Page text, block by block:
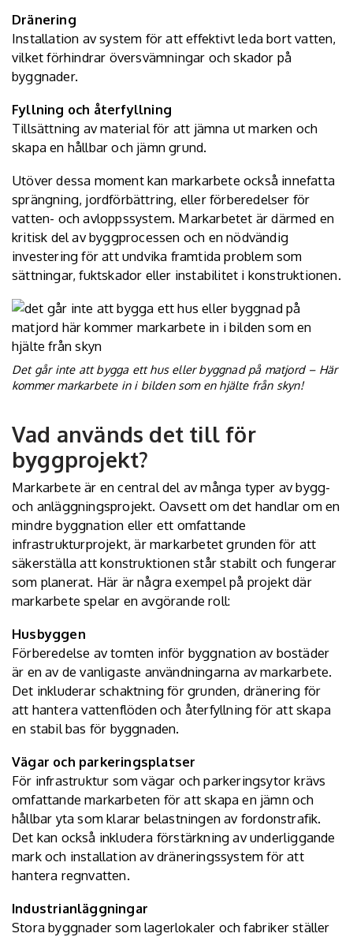
Dränering
Installation av system för att effektivt leda bort vatten,
vilket förhindrar översvämningar och skador på
byggnader.
Fyllning och återfyllning
Tillsättning av material för att jämna ut marken och
skapa en hållbar och jämn grund.
Utöver dessa moment kan markarbete också innefatta
sprängning, jordförbättring, eller förberedelser för
vatten- och avloppssystem. Markarbetet är därmed en
kritisk del av byggprocessen och en nödvändig
investering för att undvika framtida problem som
sättningar, fuktskador eller instabilitet i konstruktionen.
Det går inte att bygga ett hus eller byggnad på matjord – Här
kommer markarbete in i bilden som en hjälte från skyn!
Vad används det till för
byggprojekt?
Markarbete är en central del av många typer av bygg-
och anläggningsprojekt. Oavsett om det handlar om en
mindre byggnation eller ett omfattande
infrastrukturprojekt, är markarbetet grunden för att
säkerställa att konstruktionen står stabilt och fungerar
som planerat. Här är några exempel på projekt där
markarbete spelar en avgörande roll:
Husbyggen
Förberedelse av tomten inför byggnation av bostäder
är en av de vanligaste användningarna av markarbete.
Det inkluderar schaktning för grunden, dränering för
att hantera vattenflöden och återfyllning för att skapa
en stabil bas för byggnaden.
Vägar och parkeringsplatser
För infrastruktur som vägar och parkeringsytor krävs
omfattande markarbeten för att skapa en jämn och
hållbar yta som klarar belastningen av fordonstrafik.
Det kan också inkludera förstärkning av underliggande
mark och installation av dräneringssystem för att
hantera regnvatten.
Industrianläggningar
Stora byggnader som lagerlokaler och fabriker ställer